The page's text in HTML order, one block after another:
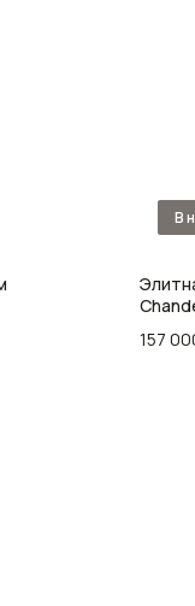
157